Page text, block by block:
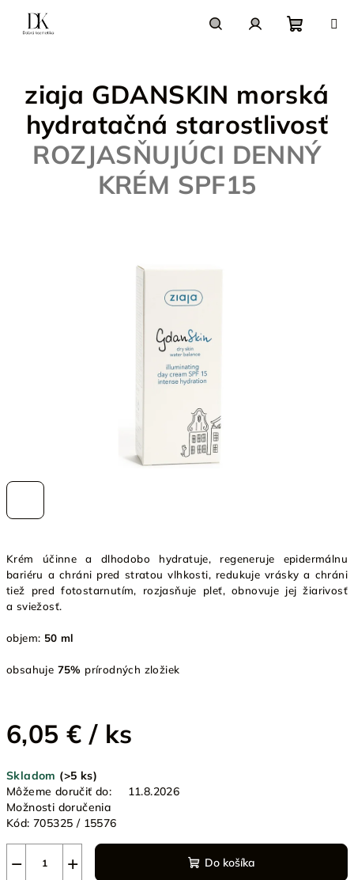
obsah
košík
Krém účinne a dlhodobo hydratuje, regeneruje epidermálnu
bariéru a chráni pred stratou vlhkosti, redukuje vrásky a chráni
tiež pred fotostarnutím, rozjasňuje pleť, obnovuje jej žiarivosť
a sviežosť.
objem: 50 ml
obsahuje 75% prírodných zložiek
6,05 € / ks
cena:
Skladom (>5 ks)
Môžeme doručiť do:
11.8.2026
Možnosti doručenia
Kód: 705325 / 15576
+
− Do košíka
ziaja GDANSKIN morská
hydratačná starostlivosť
ROZJASŇUJÚCI DENNÝ
KRÉM SPF15